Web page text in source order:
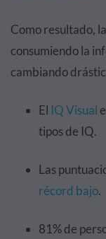
Como resultado,
consumiendo la
cambiando
El IQ Visual
tipos de IQ.
Las
récord bajo.
81% de